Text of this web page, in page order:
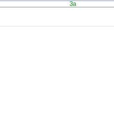
За